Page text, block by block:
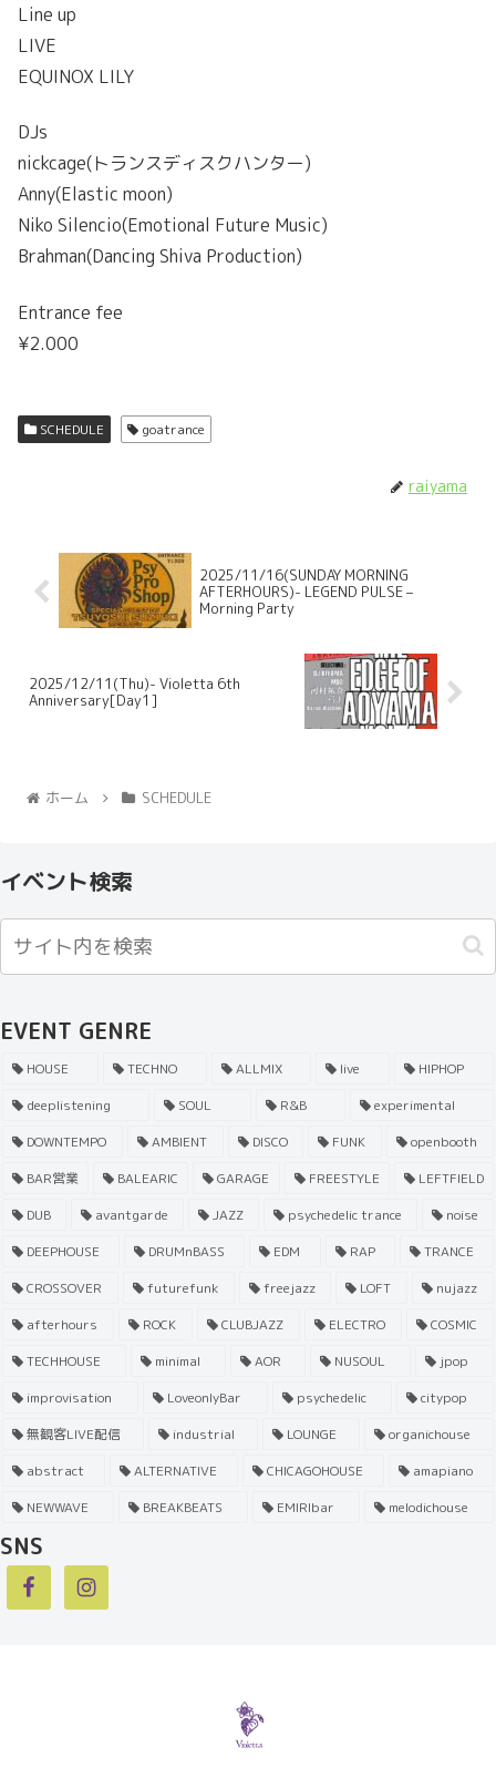
Line up
LIVE
EQUINOX LILY
DJs
nickcage(トランスディスクハンター)
Anny(Elastic moon)
Niko Silencio(Emotional Future Music)
Brahman(Dancing Shiva Production)
Entrance fee
¥2.000
SCHEDULE goatrance
raiyama
2025/11/16(SUNDAY MORNING
AFTERHOURS)- LEGEND PULSE –
Morning Party
2025/12/11(Thu)- Violetta 6th
Anniversary[Day1]
ホーム SCHEDULE
イベント検索
EVENT GENRE
HOUSE TECHNO ALLMIX live
HIPHOP
deeplistening
SOUL R&B
experimental
DOWNTEMPO
AMBIENT DISCO FUNK
openbooth
BAR営業
BALEARIC GARAGE FREESTYLE
LEFTFIELD
DUB
avantgarde JAZZ psychedelic trance
noise
DEEPHOUSE
DRUMnBASS EDM RAP
TRANCE
CROSSOVER
futurefunk freejazz LOFT
nujazz
afterhours
ROCK CLUBJAZZ ELECTRO
COSMIC
TECHHOUSE
minimal AOR NUSOUL
jpop
improvisation
LoveonlyBar psychedelic
citypop
無観客LIVE配信
industrial LOUNGE
organichouse
abstract
ALTERNATIVE CHICAGOHOUSE
amapiano
NEWWAVE
BREAKBEATS EMIRIbar melodichouse
SNS